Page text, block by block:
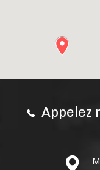
Appelez